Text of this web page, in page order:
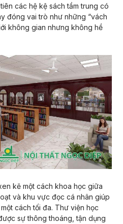
các hệ kệ sách tầm trung có
đóng vai trò như những “vách
không gian nhưng không hề
kẽ một cách khoa học giữa
và khu vực đọc cá nhân giúp
cách tối đa. Thư viện học
sự thông thoáng, tận dụng